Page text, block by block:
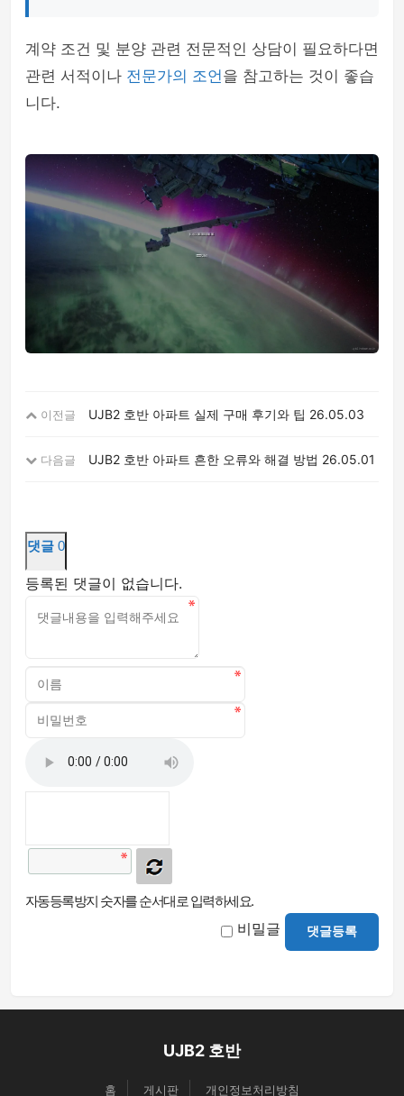
계약 조건 및 분양 관련 전문적인 상담이 필요하다면
관련 서적이나 전문가의 조언을 참고하는 것이 좋습
니다.
이전글 UJB2 호반 아파트 실제 구매 후기와 팁 26.05.03
다음글 UJB2 호반 아파트 흔한 오류와 해결 방법 26.05.01
댓글 0
등록된 댓글이 없습니다.
자동등록방지 숫자를 순서대로 입력하세요.
비밀글 댓글등록
UJB2 호반
홈 게시판 개인정보처리방침